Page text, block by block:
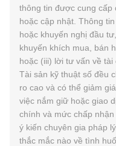
thông tin được cung cấp
hoặc cập nhật. Thông
hoặc khuyến nghị đầu
khuyến khích mua, bán
hoặc (iii) lời tư vấn về tài
Tài sản kỹ thuật số đều
ro cao và có thể giảm
việc nắm giữ hoặc giao
chính và mức chấp
ý kiến chuyên gia pháp
thắc mắc nào về tình